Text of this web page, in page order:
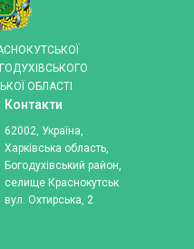
ОБЛАСТІ
Контакти
62002, Україна,
Харківська область,
Богодухівський район,
селище Краснокутськ
вул. Охтирська, 2